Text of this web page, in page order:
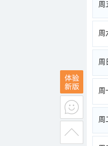
周
周
周
周
周